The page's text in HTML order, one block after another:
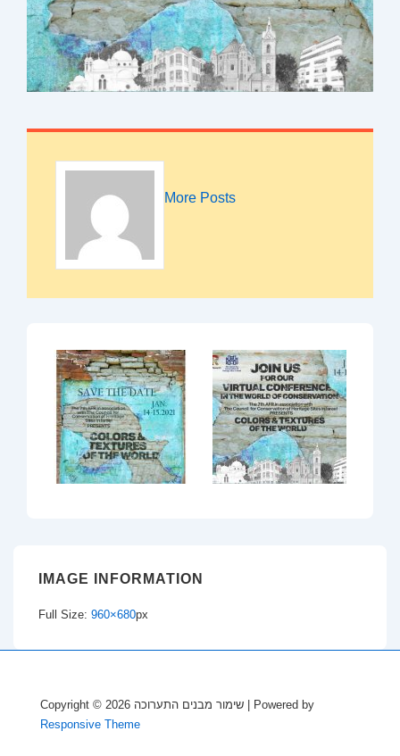
More Posts
IMAGE INFORMATION
Full Size: 960×680px
Copyright © 2026
| Powered by
Responsive Theme